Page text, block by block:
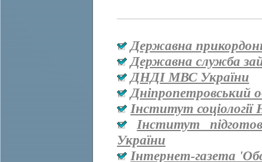
Державна
Державна служба
ДНДІ МВС України
Дніпропетровський
Інститут
Інститут
України
Інтернет-газета